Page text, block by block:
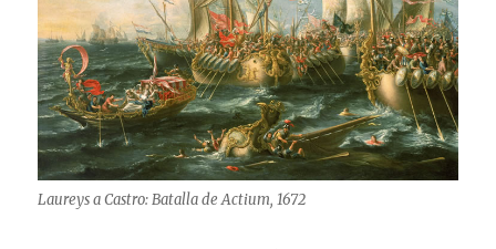
Laureys a Castro: Batalla de Actium, 1672